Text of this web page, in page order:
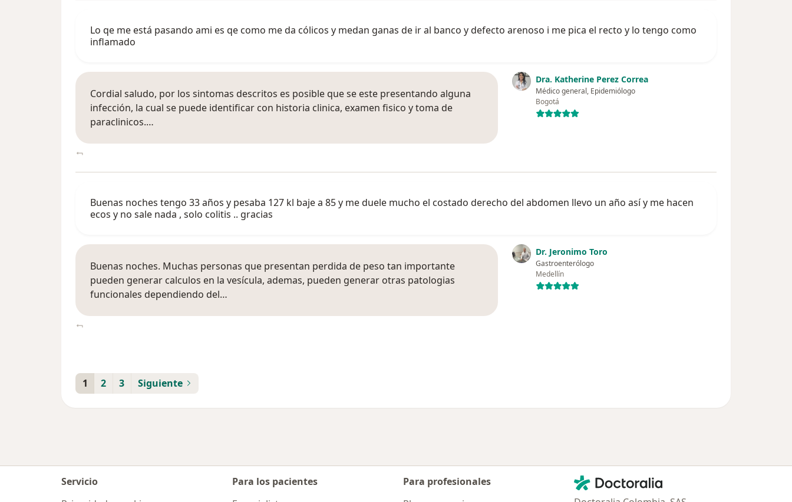
Lo qe me está pasando ami es qe como me da cólicos y medan ganas de ir al banco y defecto arenoso i me pica el recto y lo tengo como
inflamado
Dra. Katherine Perez Correa
Médico general, Epidemiólogo
Bogotá
Cordial saludo, por los sintomas descritos es posible que se este presentando alguna
infección, la cual se puede identificar con historia clinica, examen fisico y toma de
paraclinicos.…
Buenas noches tengo 33 años y pesaba 127 kl baje a 85 y me duele mucho el costado derecho del abdomen llevo un año así y me hacen
ecos y no sale nada , solo colitis .. gracias
Dr. Jeronimo Toro
Gastroenterólogo
Medellín
Buenas noches. Muchas personas que presentan perdida de peso tan importante
pueden generar calculos en la vesícula, ademas, pueden generar otras patologias
funcionales dependiendo del…
1 2 3 Siguiente
Servicio
Para los pacientes
Para profesionales
Contacto
Doctoralia - Página de inicio